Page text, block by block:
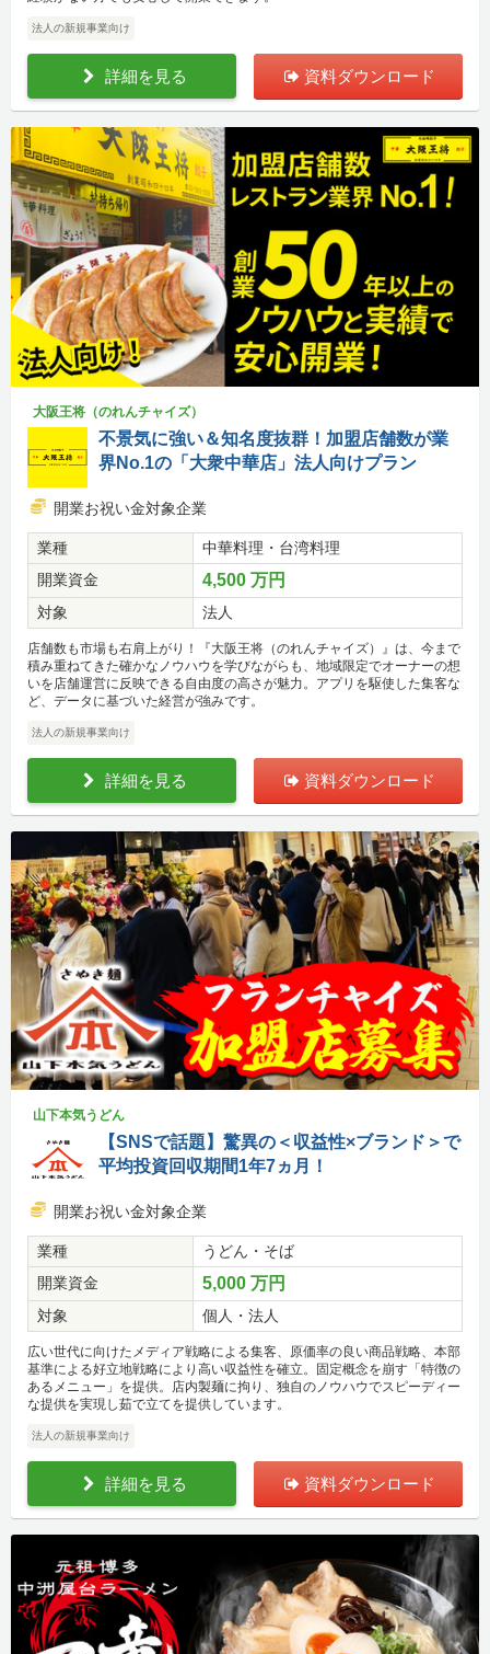
法人の新規事業向け
詳細を見る 資料ダウンロード
大阪王将（のれんチャイズ）
不景気に強い＆知名度抜群！加盟店舗数が業
界No.1の「大衆中華店」法人向けプラン
開業お祝い金対象企業
業種
中華料理・台湾料理
開業資金
4,500 万円
対象 法人
店舗数も市場も右肩上がり！『大阪王将（のれんチャイズ）』は、今まで
積み重ねてきた確かなノウハウを学びながらも、地域限定でオーナーの想
いを店舗運営に反映できる自由度の高さが魅力。アプリを駆使した集客な
ど、データに基づいた経営が強みです。
法人の新規事業向け
詳細を見る 資料ダウンロード
山下本気うどん
【SNSで話題】驚異の＜収益性×ブランド＞で
平均投資回収期間1年7ヵ月！
開業お祝い金対象企業
業種
うどん・そば
開業資金
5,000 万円
対象 個人・法人
広い世代に向けたメディア戦略による集客、原価率の良い商品戦略、本部
基準による好立地戦略により高い収益性を確立。固定概念を崩す「特徴の
あるメニュー」を提供。店内製麺に拘り、独自のノウハウでスピーディー
な提供を実現し茹で立てを提供しています。
法人の新規事業向け
詳細を見る 資料ダウンロード